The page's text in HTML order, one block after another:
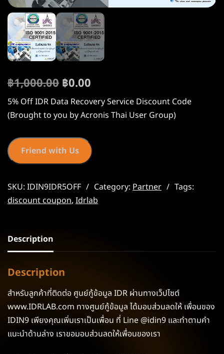
฿1,000.00 ฿0.00
5% Off IDR Data Recovery Service Discount Code
(Brought to you by Acronis Thai User Group)
Friend with Us
SKU: IDIN9IDR5OFF Category: Partner
Tags:
discount coupon, Idrlab
Description
Description
สำหรับลูกค้าที่ติดต่อ ศูนย์กู้ข้อมูล IDR ผ่านทางเว็ปไซต์
www.IDRLAB.com ทางศูนย์กู้ข้อมูล ได้มอบส่วนลดให้ เพื่อนของ
IDIN9 เพียงคุณเพิ่มเราเป็นเพื่อน ที่ Line @idin9 และทำตามคำ
แนะนำด้านล่าง เราขอมอบส่วนลดให้เพื่อนของเรา